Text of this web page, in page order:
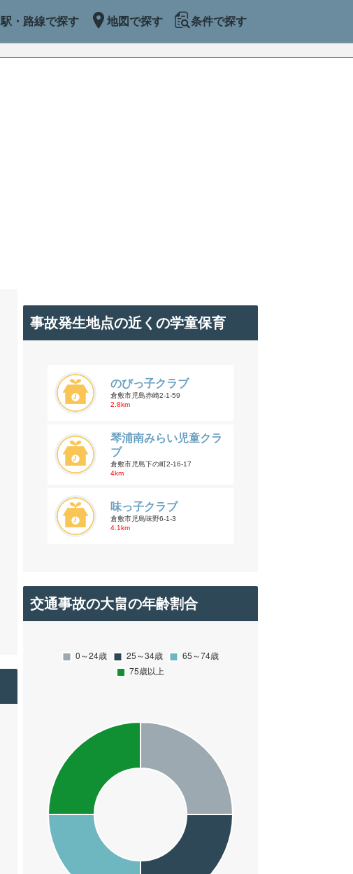
駅・路線で探す 地図で探す 条件で探す
事故発生地点の近くの学童保育
のびっ子クラブ
倉敷市児島赤崎2-1-59
2.8km
琴浦南みらい児童クラ
ブ
倉敷市児島下の町2-16-17
4km
味っ子クラブ
倉敷市児島味野6-1-3
4.1km
交通事故の大畠の年齢割合